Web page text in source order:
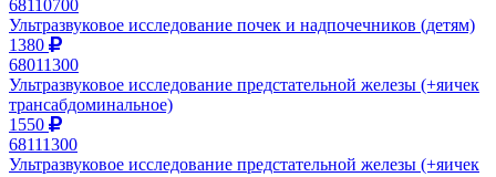
68110700
Ультразвуковое исследование почек и надпочечников (детям)
1380
68011300
Ультразвуковое исследование предстательной железы (+яичек
трансабдоминальное)
1550
68111300
Ультразвуковое исследование предстательной железы (+яичек